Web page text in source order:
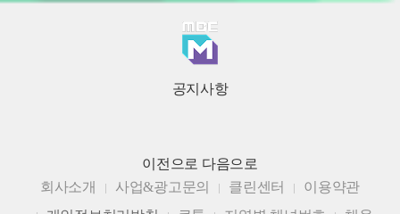
공지사항
이전으로 다음으로
회사소개
사업&광고문의 클린센터
이용약관